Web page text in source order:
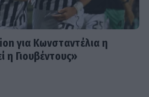
για Κωνσταντέλια η
η Γιουβέντους»